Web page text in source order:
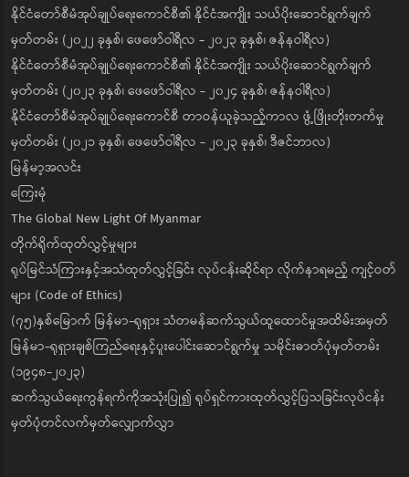
နိုင်ငံတော်စီမံအုပ်ချုပ်ရေးကောင်စီ၏ နိုင်ငံအကျိုး သယ်ပိုးဆောင်ရွက်ချက်
မှတ်တမ်း (၂၀၂၂ ခုနှစ်၊ ဖေဖော်ဝါရီလ - ၂၀၂၃ ခုနှစ်၊ ဇန်နဝါရီလ)
နိုင်ငံတော်စီမံအုပ်ချုပ်ရေးကောင်စီ၏ နိုင်ငံအကျိုး သယ်ပိုးဆောင်ရွက်ချက်
မှတ်တမ်း (၂၀၂၃ ခုနှစ်၊ ဖေဖော်ဝါရီလ - ၂၀၂၄ ခုနှစ်၊ ဇန်နဝါရီလ)
နိုင်ငံတော်စီမံအုပ်ချုပ်ရေးကောင်စီ တာဝန်ယူခဲ့သည့်ကာလ ဖွံ့ဖြိုးတိုးတက်မှု
မှတ်တမ်း (၂၀၂၁ ခုနှစ်၊ ဖေဖော်ဝါရီလ - ၂၀၂၃ ခုနှစ်၊ ဒီဇင်ဘာလ)
မြန်မာ့အလင်း
ကြေးမုံ
The Global New Light Of Myanmar
တိုက်ရိုက်ထုတ်လွှင့်မှုများ
ရုပ်မြင်သံကြားနှင့်အသံထုတ်လွှင့်ခြင်း လုပ်ငန်းဆိုင်ရာ လိုက်နာရမည့် ကျင့်ဝတ်
များ (Code of Ethics)
(၇၅)နှစ်မြောက် မြန်မာ-ရုရှား သံတမန်ဆက်သွယ်ထူထောင်မှုအထိမ်းအမှတ်
မြန်မာ-ရုရှားချစ်ကြည်ရေးနှင့်ပူးပေါင်းဆောင်ရွက်မှု သမိုင်းဓာတ်ပုံမှတ်တမ်း
(၁၉၄၈-၂၀၂၃)
ဆက်သွယ်ရေးကွန်ရက်ကိုအသုံးပြု၍ ရုပ်ရှင်ကားထုတ်လွှင့်ပြသခြင်းလုပ်ငန်း
မှတ်ပုံတင်လက်မှတ်လျှောက်လွှာ